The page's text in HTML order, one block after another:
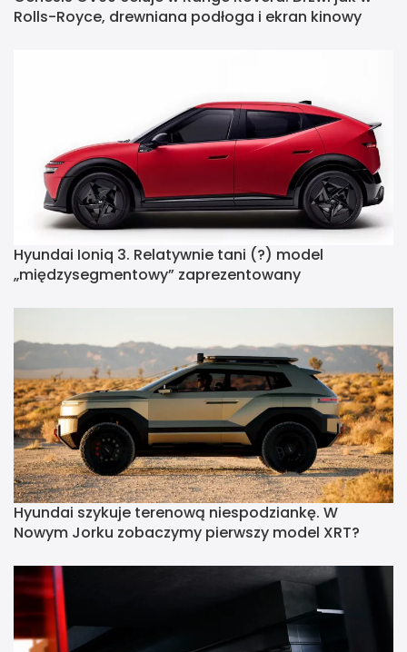
Rolls-Royce, drewniana podłoga i ekran kinowy
Hyundai Ioniq 3. Relatywnie tani (?) model
„międzysegmentowy” zaprezentowany
Hyundai szykuje terenową niespodziankę. W
Nowym Jorku zobaczymy pierwszy model XRT?